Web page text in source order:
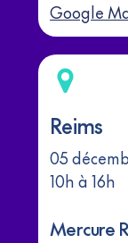
Google
Reims
05
10h à 16h
Mercure